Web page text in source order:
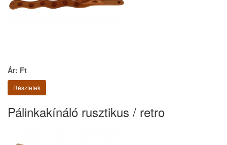
Ár: Ft
Részletek
Pálinkakínáló rusztikus / retro